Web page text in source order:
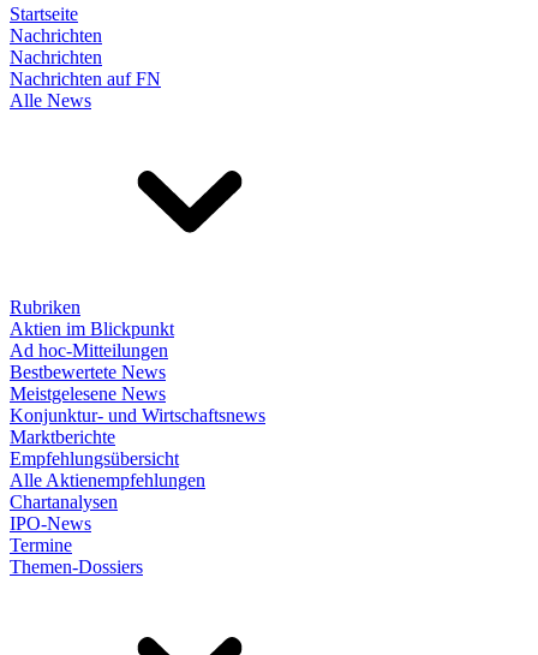
Startseite
Nachrichten
Nachrichten
Nachrichten auf FN
Alle News
Rubriken
Aktien im Blickpunkt
Ad hoc-Mitteilungen
Bestbewertete News
Meistgelesene News
Konjunktur- und Wirtschaftsnews
Marktberichte
Empfehlungsübersicht
Alle Aktienempfehlungen
Chartanalysen
IPO-News
Termine
Themen-Dossiers